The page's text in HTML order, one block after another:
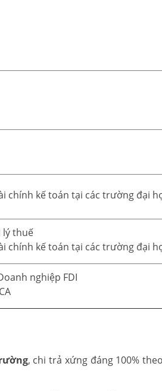
chính kế toán tại các trường đại
lý thuế
chính kế toán tại các trường đại
nghiệp FDI
, chi trả xứng đáng 100%